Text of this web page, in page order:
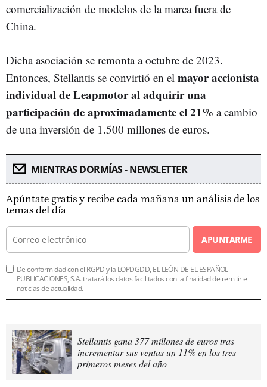
comercialización de modelos de la marca fuera de
China.
Dicha asociación se remonta a octubre de 2023.
Entonces, Stellantis se convirtió en el mayor accionista
individual de Leapmotor al adquirir una
participación de aproximadamente el 21% a cambio
de una inversión de 1.500 millones de euros.
MIENTRAS DORMÍAS - NEWSLETTER
Apúntate gratis y recibe cada mañana un análisis de los
temas del día
APUNTARME
De conformidad con el RGPD y la LOPDGDD, EL LEÓN DE EL ESPAÑOL
PUBLICACIONES, S.A. tratará los datos facilitados con la finalidad de remitirle
noticias de actualidad.
Stellantis gana 377 millones de euros tras
incrementar sus ventas un 11% en los tres
primeros meses del año